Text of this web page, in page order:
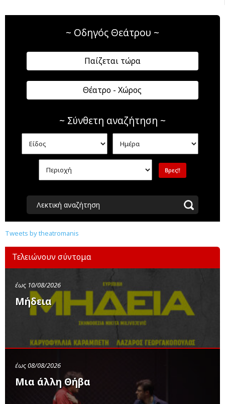
~ Οδηγός Θεάτρου ~
Παίζεται τώρα
Θέατρο - Χώρος
~ Σύνθετη αναζήτηση ~
Λεκτική αναζήτηση
Tweets by theatromanis
Τελειώνουν σύντομα
έως 10/08/2026
Μήδεια
έως 08/08/2026
Μια άλλη Θήβα